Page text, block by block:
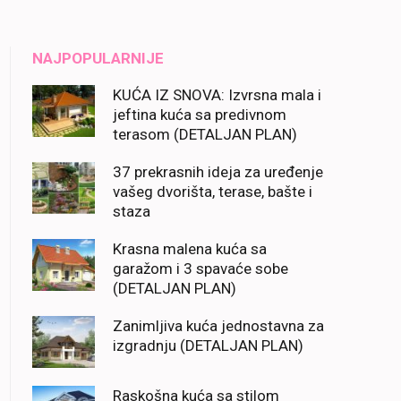
NAJPOPULARNIJE
KUĆA IZ SNOVA: Izvrsna mala i
jeftina kuća sa predivnom
terasom (DETALJAN PLAN)
37 prekrasnih ideja za uređenje
vašeg dvorišta, terase, bašte i
staza
Krasna malena kuća sa
garažom i 3 spavaće sobe
(DETALJAN PLAN)
Zanimljiva kuća jednostavna za
izgradnju (DETALJAN PLAN)
Raskošna kuća sa stilom